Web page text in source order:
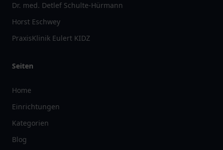
Dr. med. Detlef Schulte-Hürmann
Horst Eschwey
PraxisKlinik Eulert KIDZ
Seiten
Home
Einrichtungen
Kategorien
Blog